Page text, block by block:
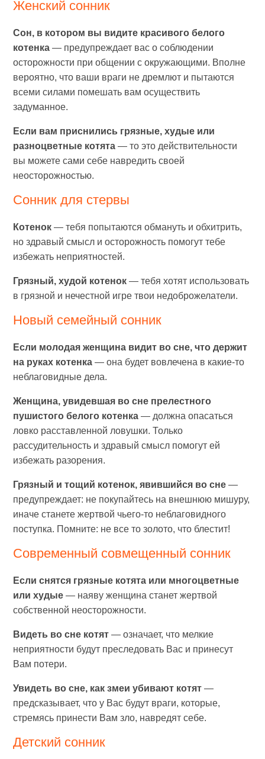
Женский сонник
Сон, в котором вы видите красивого белого
котенка — предупреждает вас о соблюдении
осторожности при общении с окружающими. Вполне
вероятно, что ваши враги не дремлют и пытаются
всеми силами помешать вам осуществить
задуманное.
Если вам приснились грязные, худые или
разноцветные котята — то это действительности
вы можете сами себе навредить своей
неосторожностью.
Сонник для стервы
Котенок — тебя попытаются обмануть и обхитрить,
но здравый смысл и осторожность помогут тебе
избежать неприятностей.
Грязный, худой котенок — тебя хотят использовать
в грязной и нечестной игре твои недоброжелатели.
Новый семейный сонник
Если молодая женщина видит во сне, что держит
на руках котенка — она будет вовлечена в какие-то
неблаговидные дела.
Женщина, увидевшая во сне прелестного
пушистого белого котенка — должна опасаться
ловко расставленной ловушки. Только
рассудительность и здравый смысл помогут ей
избежать разорения.
Грязный и тощий котенок, явившийся во сне —
предупреждает: не покупайтесь на внешнюю мишуру,
иначе станете жертвой чьего-то неблаговидного
поступка. Помните: не все то золото, что блестит!
Современный cовмещенный сонник
Если снятся грязные котята или многоцветные
или худые — наяву женщина станет жертвой
собственной неосторожности.
Видеть во сне котят — означает, что мелкие
неприятности будут преследовать Вас и принесут
Вам потери.
Увидеть во сне, как змеи убивают котят —
предсказывает, что у Вас будут враги, которые,
стремясь принести Вам зло, навредят себе.
Детский сонник